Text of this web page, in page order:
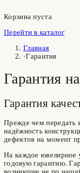
Корзина пуста
Перейти в каталог
Главная
·Гарантия
Гарантия
Гарантия
Прежде чем передать
надёжность
дефектов на момент
На каждое ювелирное
годовую гарантию.